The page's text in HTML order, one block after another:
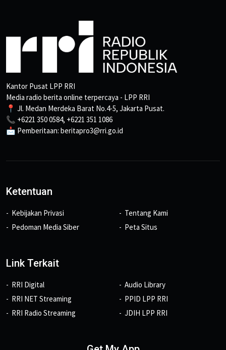
Kantor Pusat LPP RRI
Media radio berita online terpercaya - LPP RRI
📍 Jl. Medan Merdeka Barat No.4-5, Jakarta Pusat.
📞 +6221 350 0584, +6221 351 1086
📩 Pemberitaan: beritapro3@rri.go.id
Ketentuan
Kebijakan Privasi
Pedoman Media Siber
Tentang Kami
Peta Situs
Link Terkait
RRI Digital
RRI NET Streaming
RRI Radio Streaming
Audio Library
PPID LPP RRI
JDIH LPP RRI